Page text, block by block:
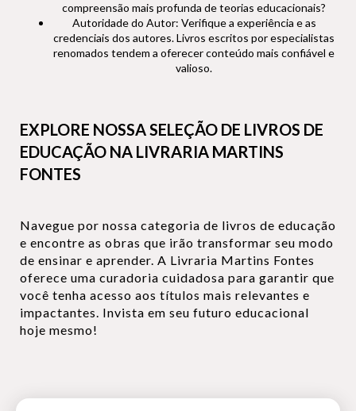
compreensão mais profunda de teorias educacionais?
Autoridade do Autor: Verifique a experiência e as
credenciais dos autores. Livros escritos por especialistas
renomados tendem a oferecer conteúdo mais confiável e
valioso.
EXPLORE NOSSA SELEÇÃO DE LIVROS DE
EDUCAÇÃO NA LIVRARIA MARTINS
FONTES
Navegue por nossa categoria de livros de educação
e encontre as obras que irão transformar seu modo
de ensinar e aprender. A Livraria Martins Fontes
oferece uma curadoria cuidadosa para garantir que
você tenha acesso aos títulos mais relevantes e
impactantes. Invista em seu futuro educacional
hoje mesmo!